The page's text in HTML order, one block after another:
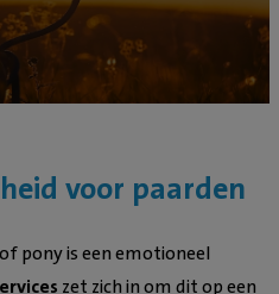
voor paarden
pony is een emotioneel
zet zich in om dit op een